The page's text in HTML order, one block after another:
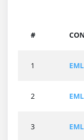
#
1
2
3